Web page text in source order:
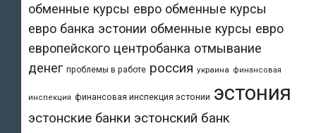
обменные курсы евро обменные курсы
евро банка эстонии обменные курсы евро
европейского центробанка отмывание
денег проблемы в работе россия украина финансовая
инспекция финансовая инспекция эстонии эстония
эстонские банки эстонский банк